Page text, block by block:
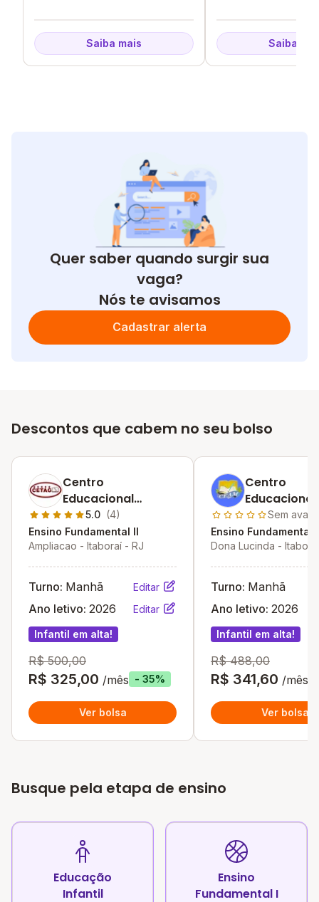
Saiba mais Saiba
Quer saber quando surgir sua
vaga?
Nós te avisamos
Cadastrar alerta
Descontos que cabem no seu bolso
Centro
Educacional
Telnuza Alves
Galvao
5.0 (4)
Ensino Fundamental II
Ampliacao - Itaboraí - RJ
Turno: Manhã Editar
Ano letivo: 2026 Editar
Infantil em alta!
R$ 500,00
R$ 325,00 /mês - 35%
Ver bolsa
Centro
Marques
Sem
Ensino Fundamental
Dona Lucinda -
Turno: Manhã
Ano letivo: 2026
Infantil em alta!
R$ 488,00
R$ 341,60 /mês
Ver bolsa
Busque pela etapa de ensino
Educação
Infantil
Ensino
Fundamental I